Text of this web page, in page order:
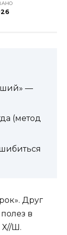
—
(метод
Друг
в
Х//Ш.